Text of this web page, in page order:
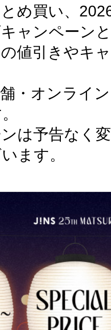
とめ買い、
ャンペーン
値引きやキ
舗・オンライ
ンは予告なく
ます。